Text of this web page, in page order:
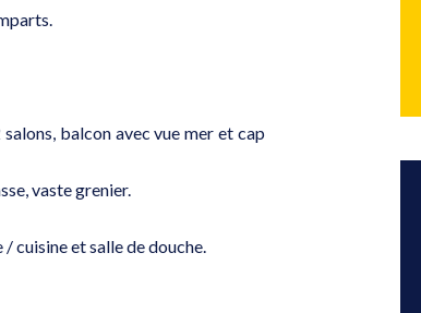
balcon avec vue mer et cap
vaste grenier.
/ cuisine et salle de douche.